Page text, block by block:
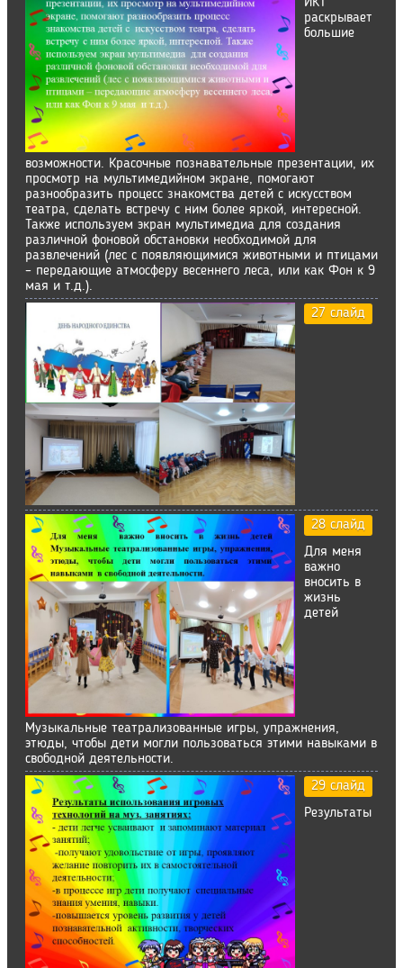
раскрывает
большие
возможности. Красочные познавательные презентации, их
просмотр на мультимедийном экране, помогают
разнообразить процесс знакомства детей с искусством
театра, сделать встречу с ним более яркой, интересной.
Также используем экран мультимедиа для создания
различной фоновой обстановки необходимой для
развлечений (лес с появляющимися животными и птицами
– передающие атмосферу весеннего леса, или как Фон к 9
мая и т.д.).
27 слайд
28 слайд
Для меня
важно
вносить в
жизнь
детей
Музыкальные театрализованные игры, упражнения,
этюды, чтобы дети могли пользоваться этими навыками в
свободной деятельности.
29 слайд
Результаты